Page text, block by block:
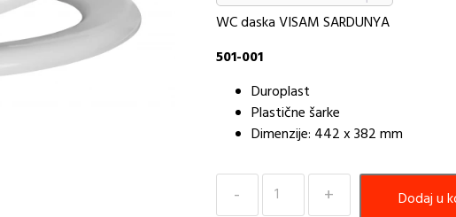
WC daska VISAM SARDUNYA
501-001
Duroplast
Plastične šarke
Dimenzije: 442 x 382 mm
WC
daska
Dodaj u